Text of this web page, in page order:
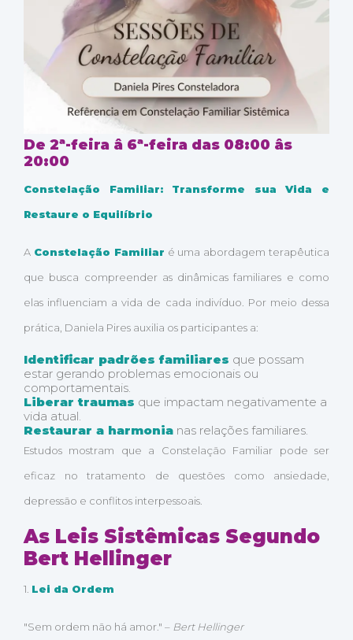
De 2ª-feira â 6ª-feira das 08:00 âs
20:00
Constelação Familiar: Transforme sua Vida e
Restaure o Equilíbrio
A Constelação Familiar é uma abordagem terapêutica
que busca compreender as dinâmicas familiares e como
elas influenciam a vida de cada indivíduo. Por meio dessa
prática, Daniela Pires auxilia os participantes a:
Identificar padrões familiares que possam
estar gerando problemas emocionais ou
comportamentais.
Liberar traumas que impactam negativamente a
vida atual.
Restaurar a harmonia nas relações familiares.
Estudos mostram que a Constelação Familiar pode ser
eficaz no tratamento de questões como ansiedade,
depressão e conflitos interpessoais.
As Leis Sistêmicas Segundo
Bert Hellinger
1. Lei da Ordem
"Sem ordem não há amor." – Bert Hellinger